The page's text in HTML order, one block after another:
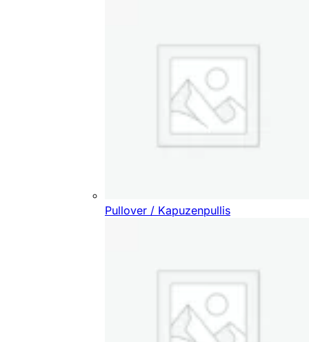
Pullover / Kapuzenpullis